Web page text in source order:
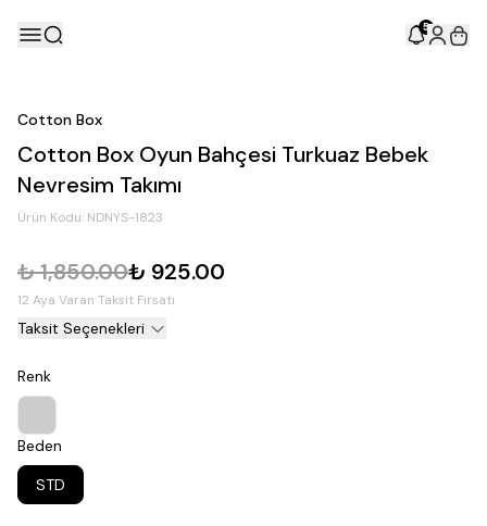
5
Cotton Box
Cotton Box Oyun Bahçesi Turkuaz Bebek
Nevresim Takımı
Ürün Kodu: NDNYS-1823
₺ 1,850.00₺ 925.00
12 Aya Varan Taksit Fırsatı
Taksit Seçenekleri
Renk
Beden
STD